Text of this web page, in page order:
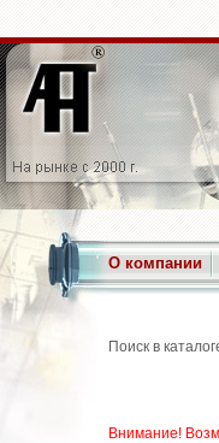
О компании
Поиск в
Внимание!